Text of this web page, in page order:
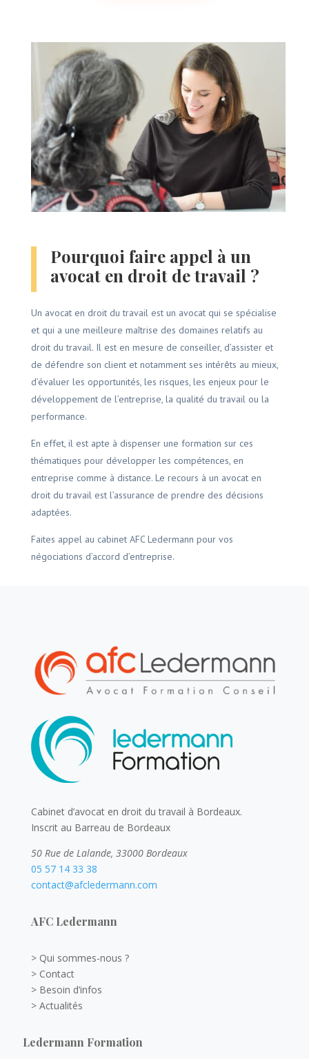
Pourquoi faire appel à un
avocat en droit de travail ?
Un avocat en droit du travail est un avocat qui se spécialise
et qui a une meilleure maîtrise des domaines relatifs au
droit du travail. Il est en mesure de conseiller, d’assister et
de défendre son client et notamment ses intérêts au mieux,
d’évaluer les opportunités, les risques, les enjeux pour le
développement de l’entreprise, la qualité du travail ou la
performance.
En effet, il est apte à dispenser une formation sur ces
thématiques pour développer les compétences, en
entreprise comme à distance. Le recours à un avocat en
droit du travail est l’assurance de prendre des décisions
adaptées.
Faites appel au cabinet AFC Ledermann pour vos
négociations d’accord d’entreprise.
Cabinet d’avocat en droit du travail à Bordeaux.
Inscrit au Barreau de Bordeaux
50 Rue de Lalande, 33000 Bordeaux
05 57 14 33 38
contact@afcledermann.com
AFC Ledermann
> Qui sommes-nous ?
> Contact
> Besoin d’infos
> Actualités
Ledermann Formation